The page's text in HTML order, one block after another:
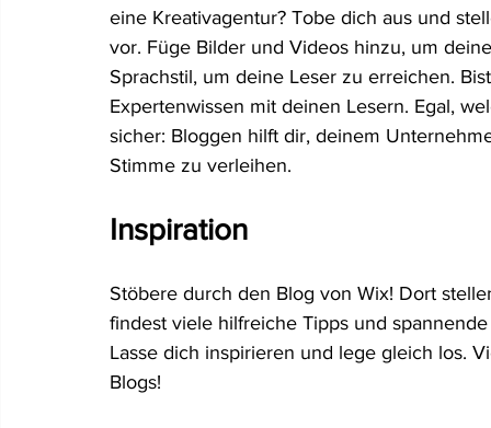
eine Kreativagentur? Tobe dich aus und
vor. Füge Bilder und Videos hinzu, um
Sprachstil, um deine Leser zu erreichen.
Expertenwissen mit deinen Lesern. Egal,
sicher: Bloggen hilft dir, deinem
Stimme zu verleihen.
Inspiration
Stöbere durch den Blog von Wix! Dort
findest viele hilfreiche Tipps und
Lasse dich inspirieren und lege gleich los.
Blogs!